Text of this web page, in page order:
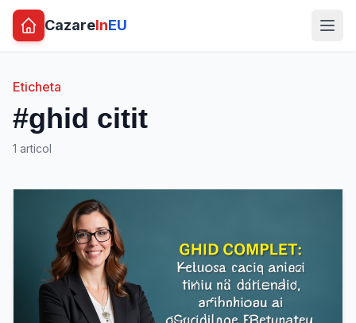
CazareInEU
Eticheta
#ghid citit
1 articol